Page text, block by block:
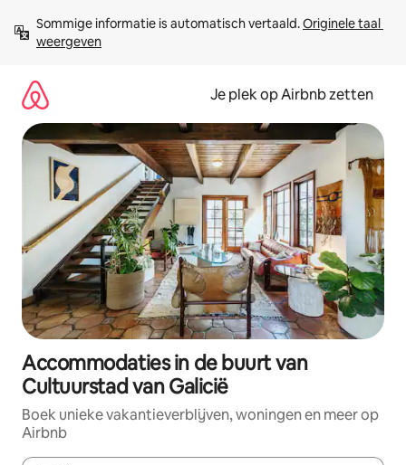
direct
naar
Sommige informatie is automatisch vertaald. Originele taal
weergeven
Je plek op Airbnb zetten
Accommodaties in de buurt van
Cultuurstad van Galicië
Boek unieke vakantieverblijven, woningen en meer op
Airbnb